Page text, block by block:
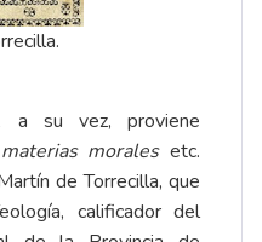
a su vez, proviene
moralesetc.
de Torrecilla, que
calificador del